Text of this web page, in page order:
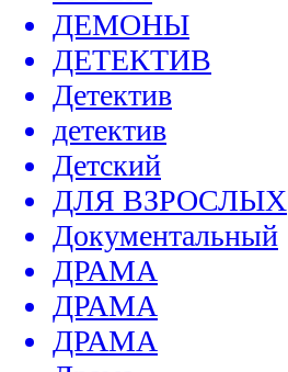
ДЕМОНЫ
ДЕТЕКТИВ
Детектив
детектив
Детский
ДЛЯ ВЗРОСЛЫХ
Документальный
ДРАМА
ДРАМА
ДРАМА